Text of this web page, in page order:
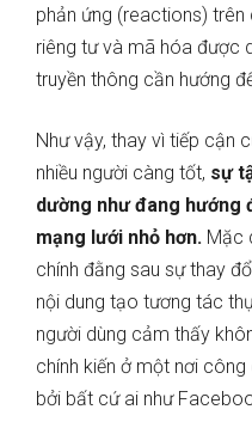
phản ứng (reactions)
riêng tư và mã hóa được
truyền thông cần hướng
Như vậy, thay vì tiếp cận
nhiều người càng tốt, sự
dường như đang hướng
mạng lưới nhỏ hơn. Mặc
chính đằng sau sự thay
nội dung tạo tương tác
người dùng cảm thấy
chính kiến ở một nơi
bởi bất cứ ai như